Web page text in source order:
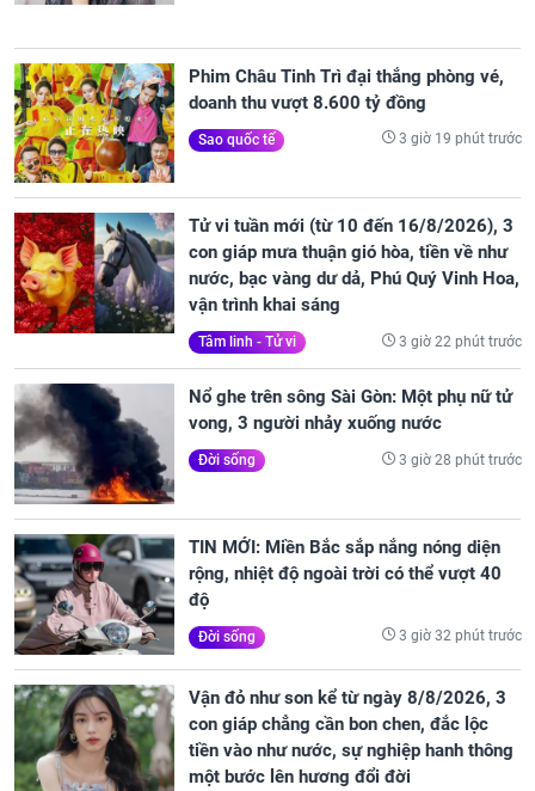
Phim Châu Tinh Trì đại thắng phòng vé,
doanh thu vượt 8.600 tỷ đồng
Sao quốc tế 3 giờ 19 phút trước
Tử vi tuần mới (từ 10 đến 16/8/2026), 3
con giáp mưa thuận gió hòa, tiền về như
nước, bạc vàng dư dả, Phú Quý Vinh Hoa,
vận trình khai sáng
Tâm linh - Tử vi 3 giờ 22 phút trước
Nổ ghe trên sông Sài Gòn: Một phụ nữ tử
vong, 3 người nhảy xuống nước
Đời sống 3 giờ 28 phút trước
TIN MỚI: Miền Bắc sắp nắng nóng diện
rộng, nhiệt độ ngoài trời có thể vượt 40
độ
Đời sống 3 giờ 32 phút trước
Vận đỏ như son kể từ ngày 8/8/2026, 3
con giáp chẳng cần bon chen, đắc lộc
tiền vào như nước, sự nghiệp hanh thông
một bước lên hương đổi đời